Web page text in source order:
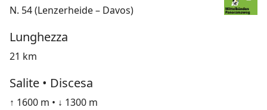
N. 54 (Lenzerheide – Davos)
Lunghezza
21 km
Salite • Discesa
↑ 1600 m • ↓ 1300 m